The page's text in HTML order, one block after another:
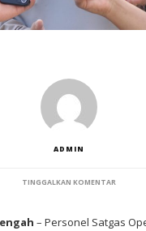
ADMIN
TINGGALKAN KOMENTAR
– Personel Satgas